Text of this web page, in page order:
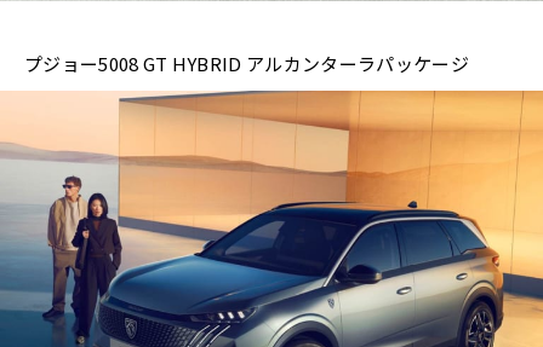
プジョー5008 GT HYBRID アルカンターラパッケージ